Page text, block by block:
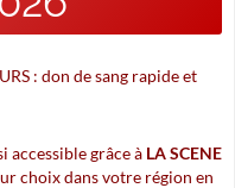
accessible grâce à LA SCENE
choix dans votre région en